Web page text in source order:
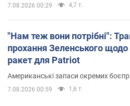
7.08.2026 00:29 4,7 т.
"Нам теж вони потрібні":
прохання Зеленського щодо
ракет для Patriot
Американські запаси окремих
7.08.2026 00:59 1,6 т.